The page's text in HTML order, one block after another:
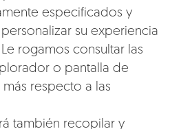
especificados y
su experiencia
rogamos consultar las
o pantalla de
más respecto a las
también recopilar y